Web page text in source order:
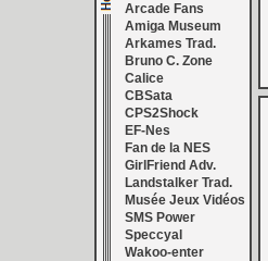
Arcade Fans
Amiga Museum
Arkames Trad.
Bruno C. Zone
Calice
CBSata
CPS2Shock
EF-Nes
Fan de la NES
GirlFriend Adv.
Landstalker Trad.
Musée Jeux Vidéos
SMS Power
Speccyal
Wakoo-enter